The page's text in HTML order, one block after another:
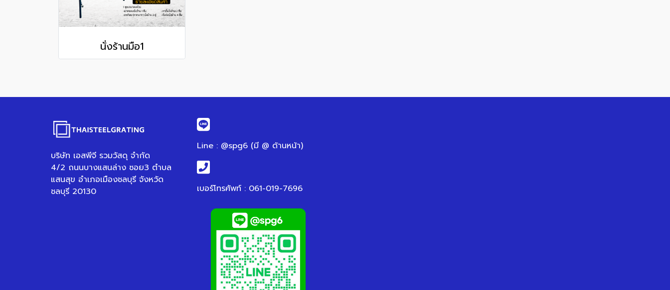
นั่งร้านมือ1
บริษัท เอสพีจี รวมวัสดุ จำกัด
4/2 ถนนบางแสนล่าง ซอย3 ตำบล
แสนสุข อำเภอเมืองชลบุรี จังหวัด
ชลบุรี 20130
Line : @spg6 (มี @ ด้านหน้า)
เบอร์โทรศัพท์ : 061-019-7696